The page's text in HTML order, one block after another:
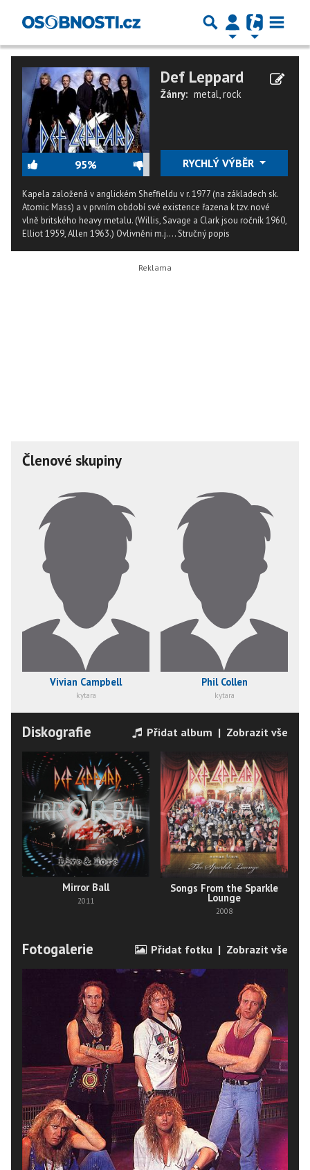
95%
Def Leppard
Žánry: metal,rock
RYCHLÝ VÝBĚR
Kapela založená v anglickém Sheffieldu v r. 1977 (na základech sk.
Atomic Mass) a v prvním období své existence řazena k tzv. nové
vlně britského heavy metalu. (Willis, Savage a Clark jsou ročník 1960,
Elliot 1959, Allen 1963.) Ovlivněni m.j....Stručný popis
Členové skupiny
Vivian Campbell
kytara
Phil Collen
kytara
Diskografie Přidat album | Zobrazit vše
Mirror Ball
2011
Songs From the Sparkle
Lounge
2008
Fotogalerie Přidat fotku | Zobrazit vše